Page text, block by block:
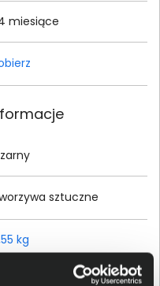
miesiące
sztuczne
kg